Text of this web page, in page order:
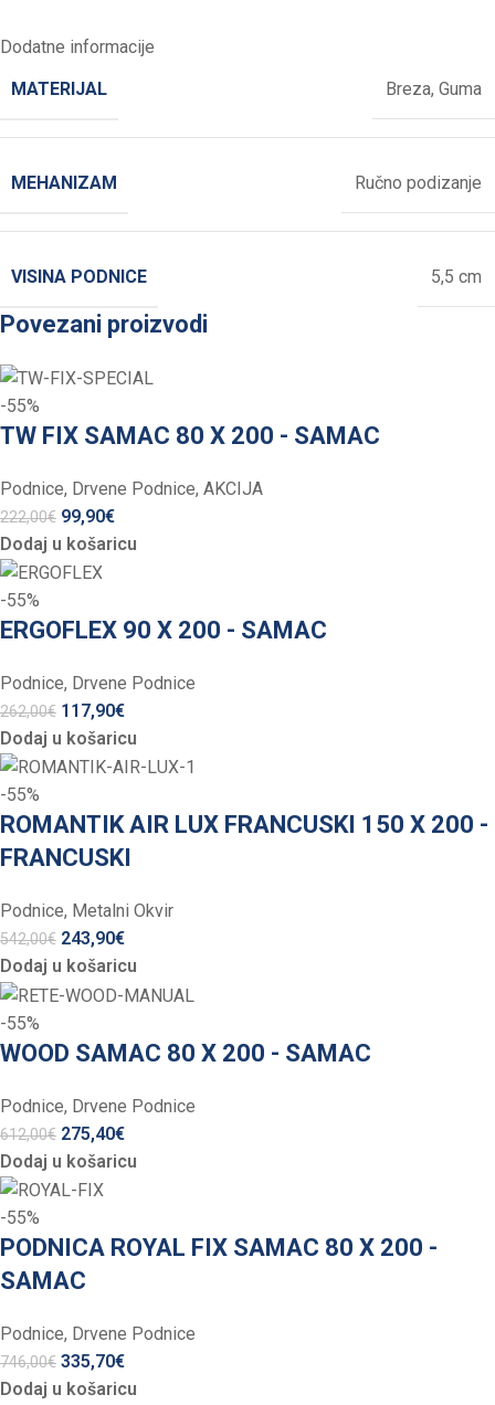
Dodatne informacije
MATERIJAL
Breza, Guma
MEHANIZAM Ručno podizanje
VISINA PODNICE 5,5 cm
Povezani proizvodi
-55%
TW FIX SAMAC 80 X 200 - SAMAC
Podnice, Drvene Podnice, AKCIJA
222,00€ 99,90€
Dodaj u košaricu
-55%
ERGOFLEX 90 X 200 - SAMAC
Podnice, Drvene Podnice
262,00€ 117,90€
Dodaj u košaricu
-55%
ROMANTIK AIR LUX FRANCUSKI 150 X 200 -
FRANCUSKI
Podnice, Metalni Okvir
542,00€ 243,90€
Dodaj u košaricu
-55%
WOOD SAMAC 80 X 200 - SAMAC
Podnice, Drvene Podnice
612,00€ 275,40€
Dodaj u košaricu
-55%
PODNICA ROYAL FIX SAMAC 80 X 200 -
SAMAC
Podnice, Drvene Podnice
746,00€ 335,70€
Dodaj u košaricu